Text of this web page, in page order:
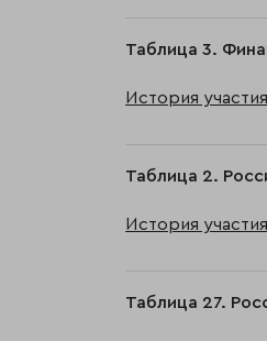
Таблица 3.
История участия
Таблица 2.
История участия
Таблица 27.